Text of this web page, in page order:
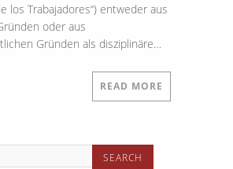
los Trabajadores“) entweder aus
oder aus
Gründen als disziplinäre…
READ MORE